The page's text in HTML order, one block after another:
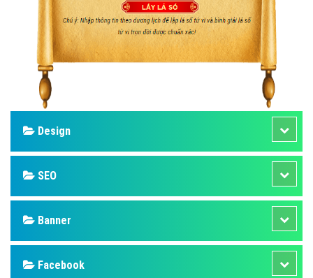
Design
SEO
Banner
Facebook